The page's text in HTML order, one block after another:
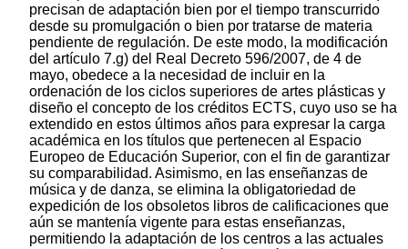
precisan de adaptación bien por el tiempo transcurrido
desde su promulgación o bien por tratarse de materia
pendiente de regulación. De este modo, la modificación
del artículo 7.g) del Real Decreto 596/2007, de 4 de
mayo, obedece a la necesidad de incluir en la
ordenación de los ciclos superiores de artes plásticas y
diseño el concepto de los créditos ECTS, cuyo uso se ha
extendido en estos últimos años para expresar la carga
académica en los títulos que pertenecen al Espacio
Europeo de Educación Superior, con el fin de garantizar
su comparabilidad. Asimismo, en las enseñanzas de
música y de danza, se elimina la obligatoriedad de
expedición de los obsoletos libros de calificaciones que
aún se mantenía vigente para estas enseñanzas,
permitiendo la adaptación de los centros a las actuales